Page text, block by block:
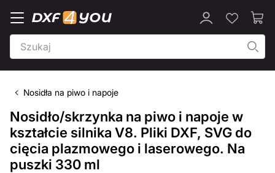
Nosidła na piwo i napoje
Nosidło/skrzynka na piwo i napoje w
kształcie silnika V8. Pliki DXF, SVG do
cięcia plazmowego i laserowego. Na
puszki 330 ml